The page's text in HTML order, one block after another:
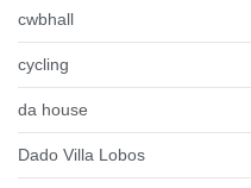
cwbhall
cycling
da house
Dado Villa Lobos